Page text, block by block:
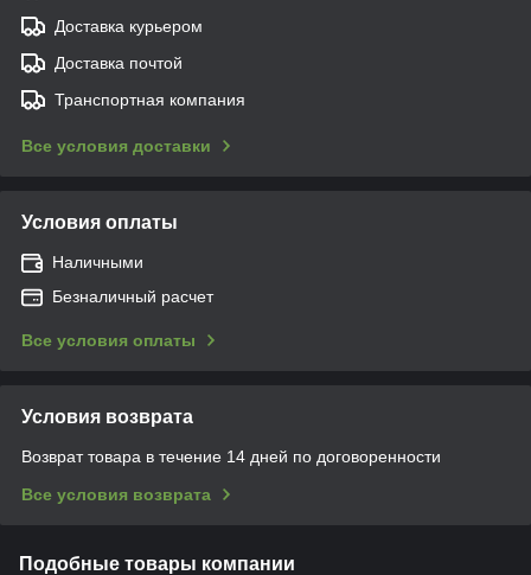
Доставка курьером
Доставка почтой
Транспортная компания
Все условия доставки
Условия оплаты
Наличными
Безналичный расчет
Все условия оплаты
Условия возврата
Возврат товара в течение 14 дней по договоренности
Все условия возврата
Подобные товары компании